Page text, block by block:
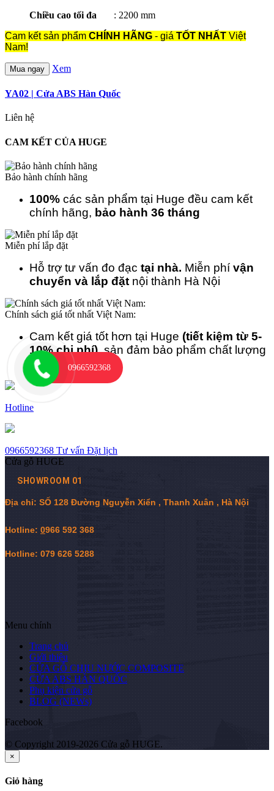
Chiều cao tối đa : 2200 mm
Cam kết sản phẩm CHÍNH HÃNG - giá TỐT NHẤT Việt
Nam!
Mua ngay Xem
YA02 | Cửa ABS Hàn Quốc
Liên hệ
CAM KẾT CỦA HUGE
Bảo hành chính hãng
100% các sản phẩm tại Huge đều cam kết
chính hãng, bảo hành 36 tháng
Miễn phí lắp đặt
Hỗ trợ tư vấn đo đạc tại nhà. Miễn phí vận
chuyển và lắp đặt nội thành Hà Nội
Chính sách giá tốt nhất Việt Nam:
Cam kết giá tốt hơn tại Huge (tiết kiệm từ 5-
10% chi phí), sản đảm bảo phẩm chất lượng
cao.
Hotline
0966592368 Tư vấn Đặt lịch
Cửa gỗ HUGE
SHOWROOM 01
Địa chỉ: SỐ 128 Đường Nguyễn Xiển , Thanh Xuân , Hà Nội
Hotline: 0966 592 368
Hotline: 079 626 5288
Menu chính
Trang chủ
Giới thiệu
CỬA GỖ CHỊU NƯỚC COMPOSITE
CỬA ABS HÀN QUỐC
Phụ kiện cửa gỗ
BLOG (NEWs)
Facebook
© Copyright 2019-2026 Cửa gỗ HUGE.
0966592368
×
Giỏ hàng